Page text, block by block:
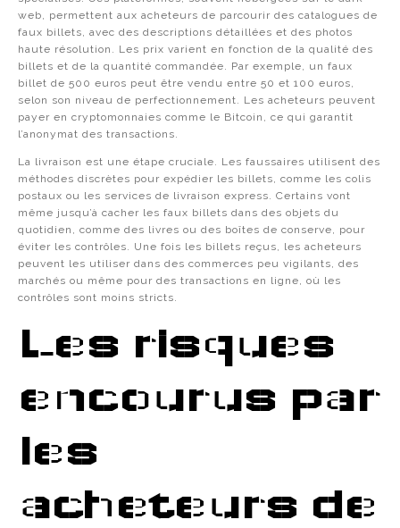
web, permettent aux acheteurs de parcourir des catalogues de
faux billets, avec des descriptions détaillées et des photos
haute résolution. Les prix varient en fonction de la qualité des
billets et de la quantité commandée. Par exemple, un faux
billet de 500 euros peut être vendu entre 50 et 100 euros,
selon son niveau de perfectionnement. Les acheteurs peuvent
payer en cryptomonnaies comme le Bitcoin, ce qui garantit
l’anonymat des transactions.
La livraison est une étape cruciale. Les faussaires utilisent des
méthodes discrètes pour expédier les billets, comme les colis
postaux ou les services de livraison express. Certains vont
même jusqu’à cacher les faux billets dans des objets du
quotidien, comme des livres ou des boîtes de conserve, pour
éviter les contrôles. Une fois les billets reçus, les acheteurs
peuvent les utiliser dans des commerces peu vigilants, des
marchés ou même pour des transactions en ligne, où les
contrôles sont moins stricts.
Les risques
encourus par
les
acheteurs de